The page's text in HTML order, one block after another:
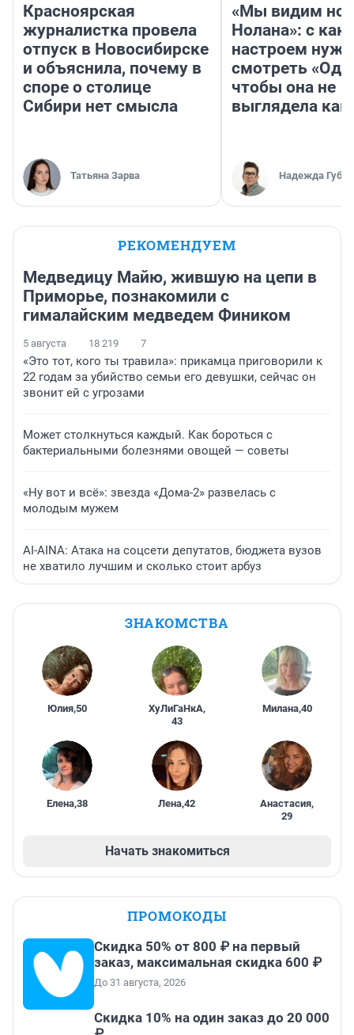
Красноярская
журналистка провела
отпуск в Новосибирске
и объяснила, почему в
споре о столице
Сибири нет смысла
Татьяна Зарва
«Мы видим
Нолана»: с
настроем
смотреть
чтобы она не
выглядела как
Надежда
РЕКОМЕНДУЕМ
Медведицу Майю, жившую на цепи в
Приморье, познакомили с
гималайским медведем Фиником
5 августа 18 219 7
«Это тот, кого ты травила»: прикамца приговорили к
22 годам за убийство семьи его девушки, сейчас он
звонит ей с угрозами
Может столкнуться каждый. Как бороться с
бактериальными болезнями овощей — советы
«Ну вот и всё»: звезда «Дома-2» развелась с
молодым мужем
AI-AINA: Атака на соцсети депутатов, бюджета вузов
не хватило лучшим и сколько стоит арбуз
ЗНАКОМСТВА
Юлия,50 ХуЛиГаНкА,
43
Милана,40
Елена,38 Лена,42 Анастасия,
29
Начать знакомиться
ПРОМОКОДЫ
Скидка 50% от 800 ₽ на первый
заказ, максимальная скидка 600 ₽
До 31 августа, 2026
Скидка 10% на один заказ до 20 000